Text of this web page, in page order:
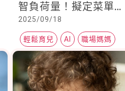
智負荷量！擬定菜單、
購物、作息、遊戲…她
這樣對AI下指令
2025/09/18
輕鬆育兒 AI 職場媽媽